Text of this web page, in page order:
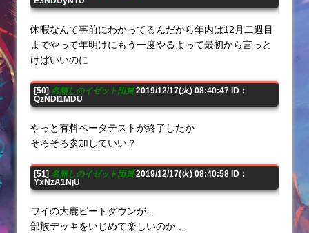
休暇なんて事前にわかってるんだから年内は12月二週目
までやって年明けにもう一度やるよって最初から言っと
けばいいのに
[50] 名無しのイゼット団員2019/12/17(火) 08:40:47 ID：
QzNDI1MDU
やっと有料ベータテストが終了したか
そろそろ参加していい？
[51] 名無しのイゼット団員2019/12/17(火) 08:40:58 ID：
YxNzA1NjU
ワイの大鹿ビートダウンが…
部族デッキをいじめて楽しいのか…